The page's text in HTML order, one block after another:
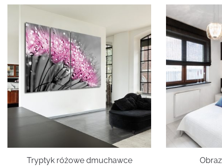
Tryptyk różowe dmuchawce